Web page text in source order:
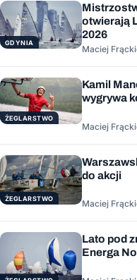
GDYNIA
otwierają
2026
Maciej
ŻEGLARSTWO
Kamil
wygrywa
Maciej
ŻEGLARSTWO
do akcji
Maciej
Lato pod
Energa